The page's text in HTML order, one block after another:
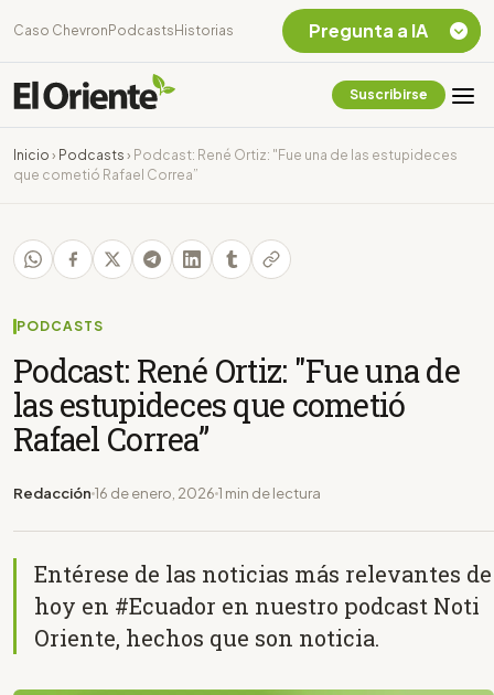
Caso Chevron Podcasts Historias
Suscribirse
Inicio › Podcasts › Podcast: René Ortiz: "Fue una de las estupideces
que cometió Rafael Correa”
PODCASTS
Podcast: René Ortiz: "Fue una de
las estupideces que cometió
Rafael Correa”
Redacción 16 de enero, 2026 1 min de lectura
Entérese de las noticias más relevantes de
hoy en #Ecuador en nuestro podcast Noti
Oriente, hechos que son noticia.
Pregunta a IA
Chevron Ecuador